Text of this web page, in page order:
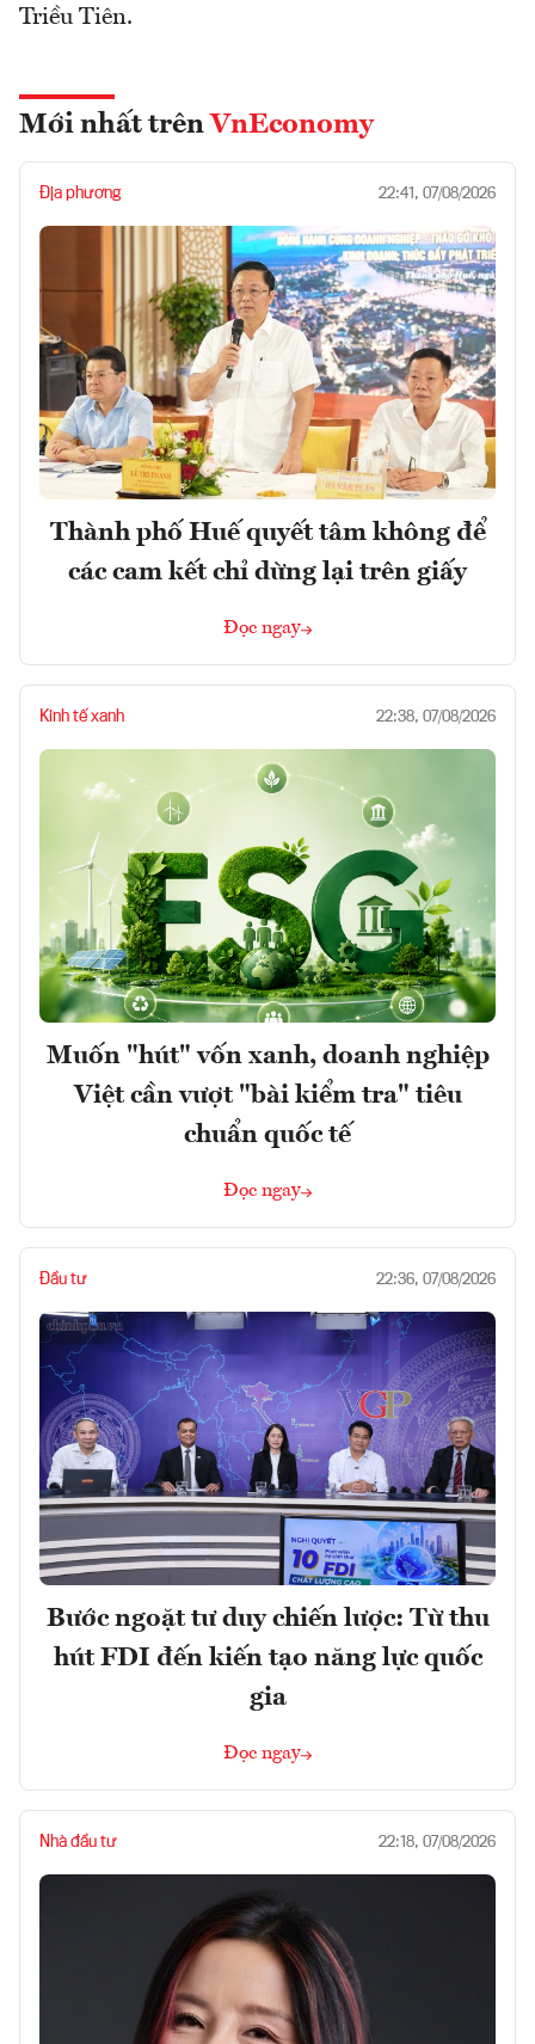
Triều Tiên.
Mới nhất trên VnEconomy
Địa phương 22:41, 07/08/2026
Thành phố Huế quyết tâm không để
các cam kết chỉ dừng lại trên giấy
Đọc ngay
Kinh tế xanh 22:38, 07/08/2026
Muốn "hút" vốn xanh, doanh nghiệp
Việt cần vượt "bài kiểm tra" tiêu
chuẩn quốc tế
Đọc ngay
Đầu tư 22:36, 07/08/2026
Bước ngoặt tư duy chiến lược: Từ thu
hút FDI đến kiến tạo năng lực quốc
gia
Đọc ngay
Nhà đầu tư 22:18, 07/08/2026